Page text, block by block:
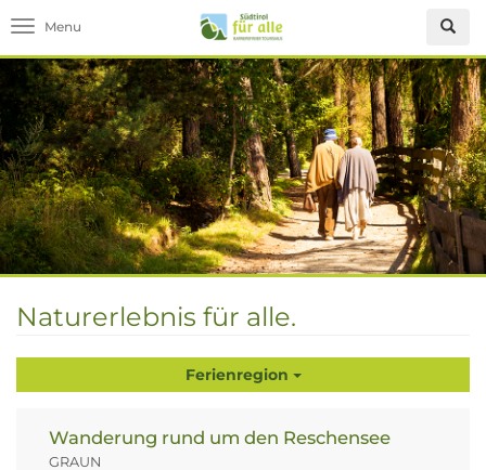
Toggle navigation
Naturerlebnis für alle.
Ferienregion
Wanderung rund um den Reschensee
GRAUN